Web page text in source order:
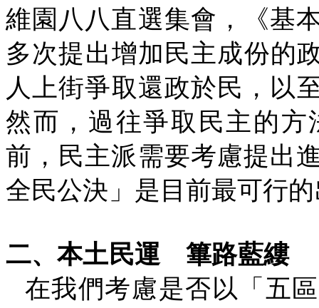
維園八八直選集會，《基
多次提出增加民主成份的
人上街爭取還政於民，以
然而，過往爭取民主的
前，民主派需要考慮提出
全民公決」是目前最可行
二、本土民運
篳路藍縷
在我們考慮是否以「五